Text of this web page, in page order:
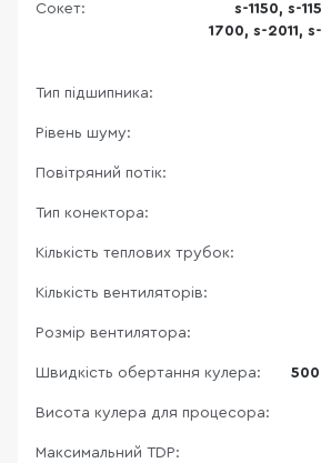
Сокет:
s-1150, s-
1700, s-2011,
Тип підшипника:
Рівень шуму:
Повітряний потік:
Тип конектора:
Кількість теплових трубок:
Кількість вентиляторів:
Розмір вентилятора:
Швидкість обертання кулера:
Висота кулера для процесора:
Максимальний TDP: